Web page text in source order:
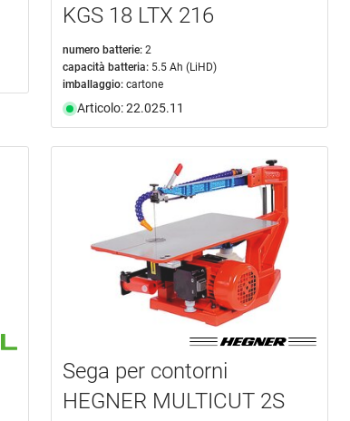
KGS 18 LTX 216
numero batterie: 2
capacità batteria: 5.5 Ah (LiHD)
imballaggio: cartone
Articolo: 22.025.11
Sega per contorni
HEGNER MULTICUT 2S